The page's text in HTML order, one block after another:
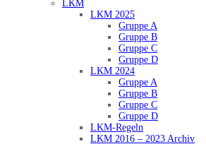
LKM
LKM 2025
Gruppe A
Gruppe B
Gruppe C
Gruppe D
LKM 2024
Gruppe A
Gruppe B
Gruppe C
Gruppe D
LKM-Regeln
LKM 2016 – 2023 Archiv